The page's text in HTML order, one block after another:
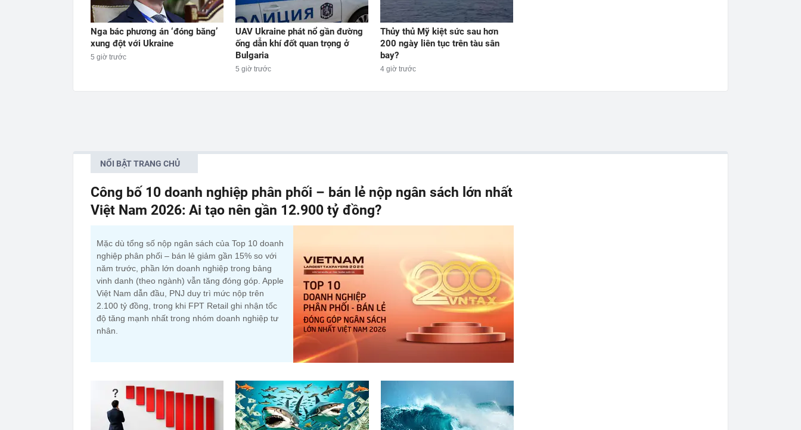
Nga bác phương án ‘đóng băng’
xung đột với Ukraine
5 giờ trước
UAV Ukraine phát nổ gần đường
ống dẫn khí đốt quan trọng ở
Bulgaria
5 giờ trước
Thủy thủ Mỹ kiệt sức sau hơn
200 ngày liên tục trên tàu sân
bay?
4 giờ trước
NỔI BẬT TRANG CHỦ
Công bố 10 doanh nghiệp phân phối – bán lẻ nộp ngân sách lớn nhất
Việt Nam 2026: Ai tạo nên gần 12.900 tỷ đồng?
Mặc dù tổng số nộp ngân sách của Top 10 doanh
nghiệp phân phối – bán lẻ giảm gần 15% so với
năm trước, phần lớn doanh nghiệp trong bảng
vinh danh (theo ngành) vẫn tăng đóng góp. Apple
Việt Nam dẫn đầu, PNJ duy trì mức nộp trên
2.100 tỷ đồng, trong khi FPT Retail ghi nhận tốc
độ tăng mạnh nhất trong nhóm doanh nghiệp tư
nhân.